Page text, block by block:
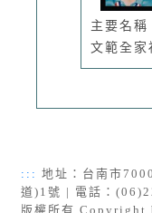
主要名稱
文範全家
::: 地址：台南市
道)1號 | 電話：
版權所有